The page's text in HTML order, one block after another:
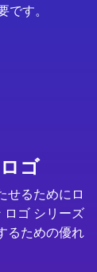
です。
ゴ
せるためにロ
ロゴ シリーズ
るための優れ